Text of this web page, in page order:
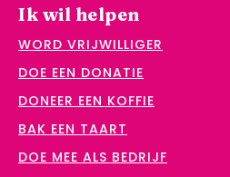
Ik wil helpen
WORD VRIJWILLIGER
DOE EEN DONATIE
DONEER EEN KOFFIE
BAK EEN TAART
DOE MEE ALS BEDRIJF